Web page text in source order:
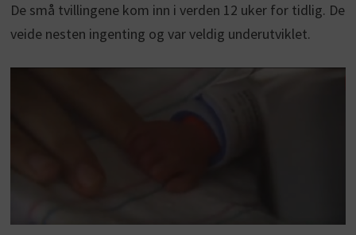
De små tvillingene kom inn i verden 12 uker for tidlig. De
veide nesten ingenting og var veldig underutviklet.